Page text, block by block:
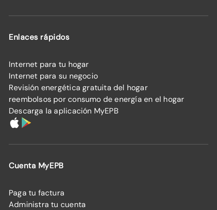
Enlaces rápidos
Internet para tu hogar
Internet para su negocio
Revisión energética gratuita del hogar
reembolsos por consumo de energía en el hogar
Descarga la aplicación MyEPB
Cuenta MyEPB
Paga tu factura
Administra tu cuenta